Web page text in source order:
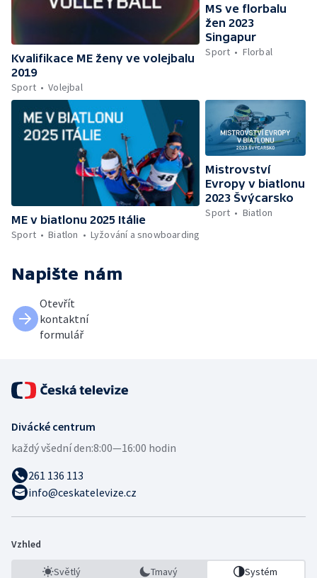
Kvalifikace ME ženy ve volejbalu
2019
Sport
Volejbal
MS ve florbalu
žen 2023
Singapur
Sport
Florbal
ME v biatlonu 2025 Itálie
Sport
Biatlon Lyžování a snowboarding
Mistrovství
Evropy v biatlonu
2023 Švýcarsko
Sport
Biatlon
Napište nám
Otevřít
kontaktní
formulář
Divácké centrum
každý všední den:8:00—16:00 hodin
261 136 113
info@ceskatelevize.cz
Vzhled
Světlý Tmavý Systém